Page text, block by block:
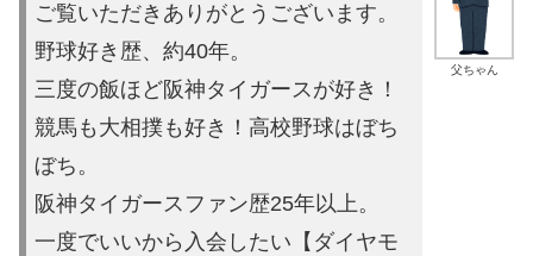
父ちゃん
ご覧いただきありがとうございます。
野球好き歴、約40年。
三度の飯ほど阪神タイガースが好き！
競馬も大相撲も好き！高校野球はぼち
ぼち。
阪神タイガースファン歴25年以上。
一度でいいから入会したい【ダイヤモ